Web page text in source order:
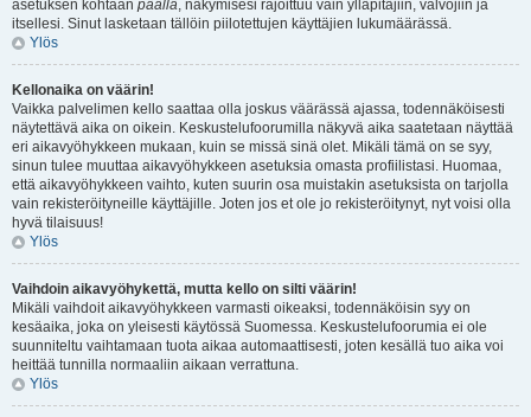
asetuksen kohtaan päällä, näkymisesi rajoittuu vain ylläpitäjiin, valvojiin ja
itsellesi. Sinut lasketaan tällöin piilotettujen käyttäjien lukumäärässä.
Ylös
Kellonaika on väärin!
Vaikka palvelimen kello saattaa olla joskus väärässä ajassa, todennäköisesti
näytettävä aika on oikein. Keskustelufoorumilla näkyvä aika saatetaan näyttää
eri aikavyöhykkeen mukaan, kuin se missä sinä olet. Mikäli tämä on se syy,
sinun tulee muuttaa aikavyöhykkeen asetuksia omasta profiilistasi. Huomaa,
että aikavyöhykkeen vaihto, kuten suurin osa muistakin asetuksista on tarjolla
vain rekisteröityneille käyttäjille. Joten jos et ole jo rekisteröitynyt, nyt voisi olla
hyvä tilaisuus!
Ylös
Vaihdoin aikavyöhykettä, mutta kello on silti väärin!
Mikäli vaihdoit aikavyöhykkeen varmasti oikeaksi, todennäköisin syy on
kesäaika, joka on yleisesti käytössä Suomessa. Keskustelufoorumia ei ole
suunniteltu vaihtamaan tuota aikaa automaattisesti, joten kesällä tuo aika voi
heittää tunnilla normaaliin aikaan verrattuna.
Ylös